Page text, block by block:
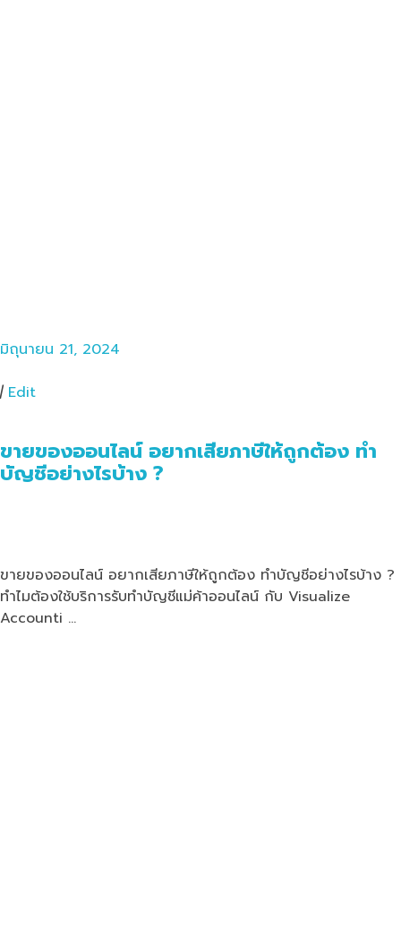
มิถุนายน 21, 2024
| Edit
ขายของออนไลน์ อยากเสียภาษีให้ถูกต้อง ทำ
บัญชีอย่างไรบ้าง ?
ขายของออนไลน์ อยากเสียภาษีให้ถูกต้อง ทำบัญชีอย่างไรบ้าง ?
ทำไมต้องใช้บริการรับทำบัญชีแม่ค้าออนไลน์ กับ Visualize
Accounti …